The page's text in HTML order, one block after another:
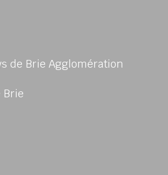
de Brie Agglomération
Brie